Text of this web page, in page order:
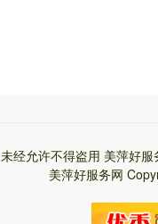
未经允许不得盗用 美萍好服
美萍好服务网